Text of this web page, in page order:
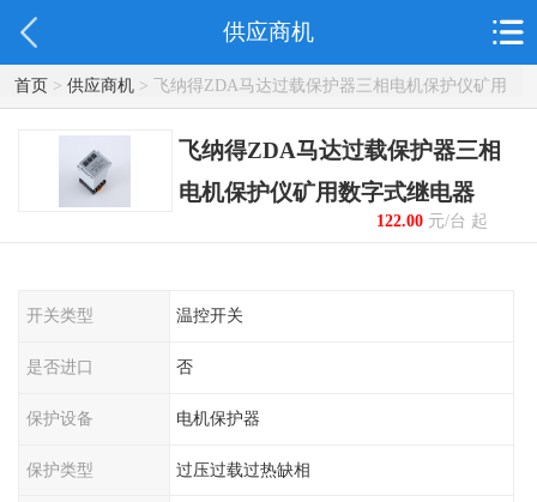
供应商机
首页> 供应商机> 飞纳得ZDA马达过载保护器三相电机保护仪矿用
数字式继电器
飞纳得ZDA马达过载保护器三相
电机保护仪矿用数字式继电器
122.00元/台 起
开关类型 温控开关
是否进口 否
保护设备 电机保护器
保护类型 过压过载过热缺相